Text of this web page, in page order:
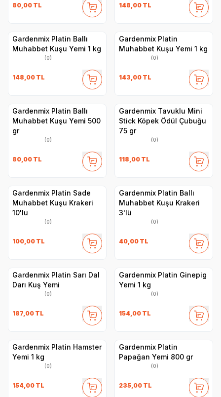
80,00 TL 148,00 TL
Gardenmix Platin Ballı
Muhabbet Kuşu Yemi 1 kg
(0)
148,00 TL
Gardenmix Platin
Muhabbet Kuşu Yemi 1 kg
(0)
143,00 TL
Gardenmix Platin Ballı
Muhabbet Kuşu Yemi 500
gr
(0)
80,00 TL
Gardenmix Tavuklu Mini
Stick Köpek Ödül Çubuğu
75 gr
(0)
118,00 TL
Gardenmix Platin Sade
Muhabbet Kuşu Krakeri
10'lu
(0)
100,00 TL
Gardenmix Platin Ballı
Muhabbet Kuşu Krakeri
3'lü
(0)
40,00 TL
Gardenmix Platin Sarı Dal
Darı Kuş Yemi
(0)
187,00 TL
Gardenmix Platin Ginepig
Yemi 1 kg
(0)
154,00 TL
Gardenmix Platin Hamster
Yemi 1 kg
(0)
154,00 TL
Gardenmix Platin
Papağan Yemi 800 gr
(0)
235,00 TL